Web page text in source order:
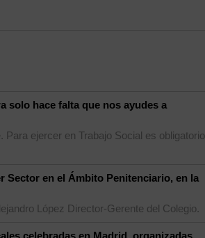
solo hace falta que nos ayudes a
ejercer en Trabajo Social es obligatorio
Sector en el Ámbito Penitenciario, en la
López Director-Gerente del Colegio.
celebradas en Madrid, organizadas